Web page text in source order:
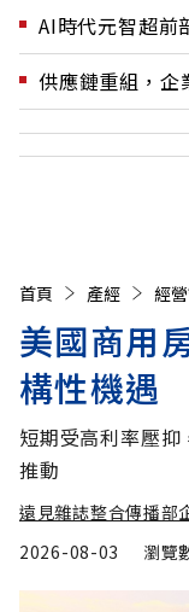
AI時代元智超前
供應鏈重組，企
首頁 產經 經
美國商用
構性機遇
短期受高利率壓
推動
遠見雜誌整合傳播部
2026-08-03
瀏覽